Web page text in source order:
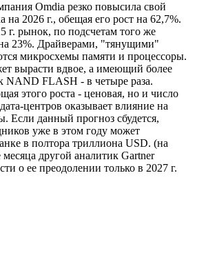
Omdia резко повысила свой
на 2026 г., обещая его рост на 62,7%.
г. рынок, по подсчетам того же
23%. Драйверами, "тянущими"
микросхемы памяти и процессоры.
вырасти вдвое, а имеющий более
NAND FLASH - в четыре раза.
этого роста - ценовая, но и число
центров оказывает влияние на
Если данный прогноз сбудется,
уже в этом году может
в полтора триллиона USD. (на
другой аналитик Gartner
о ее преодолении только в 2027 г.